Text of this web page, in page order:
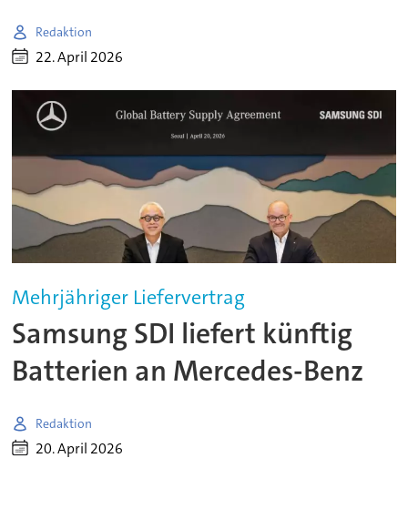
Redaktion
22. April 2026
Mehrjähriger Liefervertrag
Samsung SDI liefert künftig
Batterien an Mercedes-Benz
Redaktion
20. April 2026